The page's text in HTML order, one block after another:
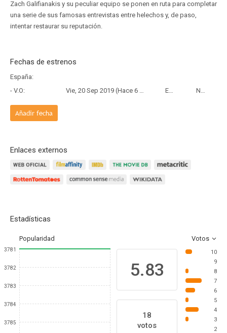
Zach Galifianakis y su peculiar equipo se ponen en ruta para completar
una serie de sus famosas entrevistas entre helechos y, de paso,
intentar restaurar su reputación.
Fechas de estrenos
España:
- V.O:
Vie, 20 Sep 2019 (Hace 6 años y 10 meses) Estreno Netflix
Añadir fecha
Enlaces externos
Estadísticas
Popularidad Votos
3781
3782
3783
3784
3785
5.83
18
votos
10
9
8
7
6
5
4
3
2